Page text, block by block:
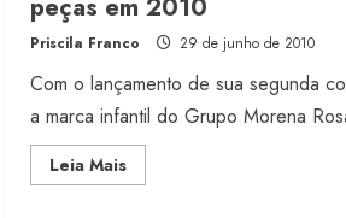
2012
Joy
peças em 2010
Priscila Franco 29 de junho de 2010
Com o lançamento de sua segunda
a marca infantil do Grupo Morena
Leia MaisRead
more